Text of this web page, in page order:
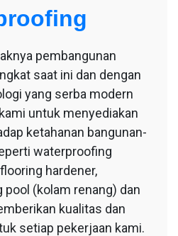
pembangunan
saat ini dan dengan
yang serba modern
untuk menyediakan
ketahanan bangunan-
waterproofing
hardener,
(kolam renang) dan
kualitas dan
setiap pekerjaan kami.